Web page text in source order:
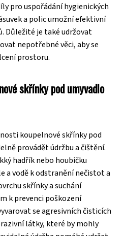
pro uspořádání hygienických
a polic umožní efektivní
Důležité je také udržovat
nepotřebné věci, aby se
prostoru.
skřínky pod umyvadlo
koupelnové skřínky pod
provádět údržbu a čištění.
hadřík nebo houbičku
a vodě k odstranění nečistot a
skřínky a suchání
k prevenci poškození
se agresivních čisticích
látky, které by mohly